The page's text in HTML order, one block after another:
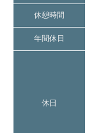
休憩時間
年間休日
休日